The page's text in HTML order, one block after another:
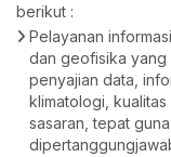
berikut :
Pelayanan
dan geofisika yang
penyajian data,
klimatologi,
sasaran, tepat